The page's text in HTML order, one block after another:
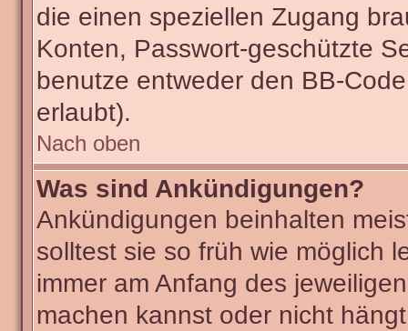
die einen speziellen Zugang
Konten, Passwort-geschützte
benutze entweder den BB-
erlaubt).
Nach oben
Was sind Ankündigungen?
Ankündigungen beinhalten
solltest sie so früh wie möglich
immer am Anfang des
machen kannst oder nicht